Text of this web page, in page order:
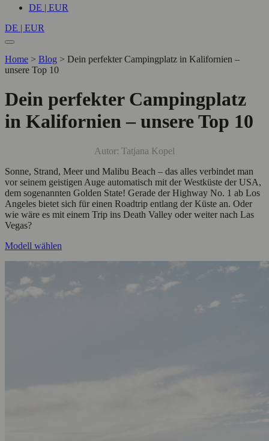
DE | EUR
DE | EUR
Home > Blog > Dein perfekter Campingplatz in Kalifornien –
unsere Top 10
Dein perfekter Campingplatz
in Kalifornien – unsere Top 10
Autor: Tatjana Kopel
Sonne, Strand, Meer und Malibu Beach – das alles verbindet man
vor seinem geistigen Auge automatisch mit der Westküste der USA,
dem sogenannten Golden State! Gerade der Highway No. 1 ab Los
Angeles bietet sich für einen Roadtrip entlang der Küste an. Oder
wie wäre es mit einem Trip ins Death Valley oder weiter nach Las
Vegas?
Modell wählen